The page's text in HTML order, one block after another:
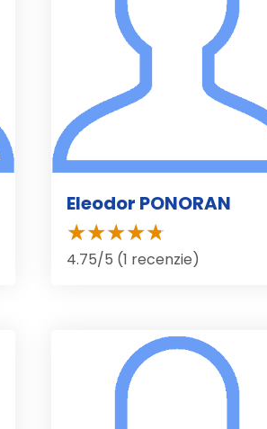
Eleodor PONORAN
4.75/5 (1 recenzie)